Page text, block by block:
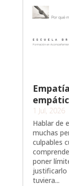
1 Jul, 2026
Hablar de
muchas
culpables
poner
justificarlo
tuviera...